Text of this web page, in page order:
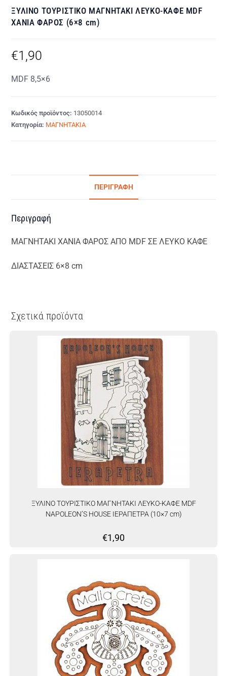
ΞΥΛΙΝΟ ΤΟΥΡΙΣΤΙΚΟ ΜΑΓΝΗΤΑΚΙ ΛΕΥΚΟ-ΚΑΦΕ MDF
ΧΑΝΙΑ ΦΑΡΟΣ (6×8 cm)
€1,90
MDF 8,5×6
Κωδικός προϊόντος: 13050014
Κατηγορία: ΜΑΓΝΗΤΑΚΙΑ
ΠΕΡΙΓΡΑΦΉ
Περιγραφή
ΜΑΓΝΗΤΑΚΙ ΧΑΝΙΑ ΦΑΡΟΣ ΑΠΟ MDF ΣΕ ΛΕΥΚΟ ΚΑΦΕ
ΔΙΑΣΤΑΣΕΙΣ 6×8 cm
Σχετικά προϊόντα
ΞΥΛΙΝΟ ΤΟΥΡΙΣΤΙΚΟ ΜΑΓΝΗΤΑΚΙ ΛΕΥΚΟ-ΚΑΦΕ MDF
NAPOLEON’S HOUSE ΙΕΡΑΠΕΤΡΑ (10×7 cm)
€1,90